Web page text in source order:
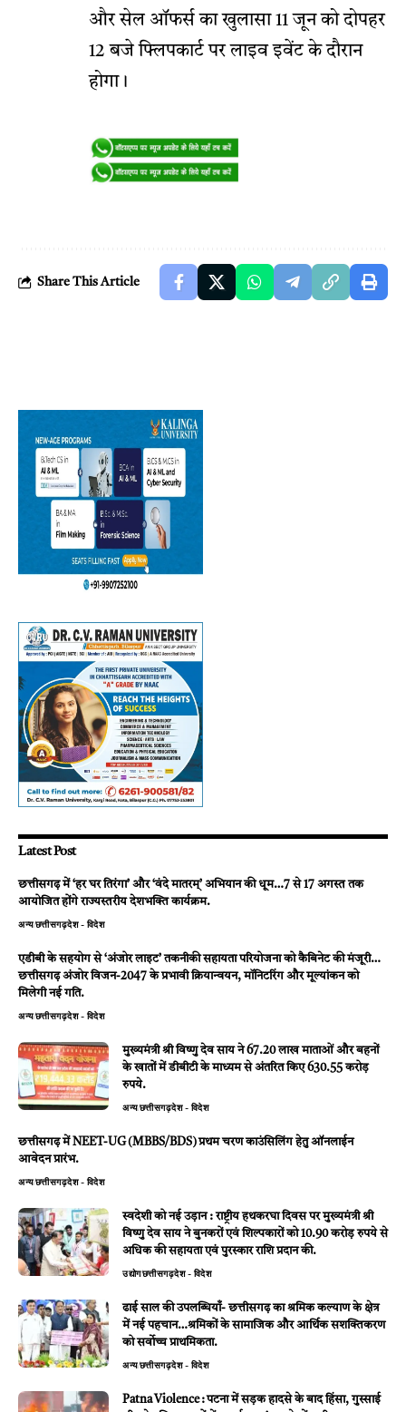
और सेल ऑफर्स का खुलासा 11 जून को दोपहर
12 बजे फ्लिपकार्ट पर लाइव इवेंट के दौरान
होगा।
Share This Article
Latest Post
छत्तीसगढ़ में ‘हर घर तिरंगा’ और ‘वंदे मातरम्’ अभियान की धूम…7 से 17 अगस्त तक
आयोजित होंगे राज्यस्तरीय देशभक्ति कार्यक्रम.
अन्यछत्तीसगढ़देश - विदेश
एडीबी के सहयोग से ‘अंजोर लाइट’ तकनीकी सहायता परियोजना को कैबिनेट की मंजूरी…
छत्तीसगढ़ अंजोर विजन-2047 के प्रभावी क्रियान्वयन, मॉनिटरिंग और मूल्यांकन को
मिलेगी नई गति.
अन्यछत्तीसगढ़देश - विदेश
मुख्यमंत्री श्री विष्णु देव साय ने 67.20 लाख माताओं और बहनों
के खातों में डीबीटी के माध्यम से अंतरित किए 630.55 करोड़
रुपये.
अन्यछत्तीसगढ़देश - विदेश
छत्तीसगढ़ में NEET-UG (MBBS/BDS) प्रथम चरण काउंसिलिंग हेतु ऑनलाईन
आवेदन प्रारंभ.
अन्यछत्तीसगढ़देश - विदेश
स्वदेशी को नई उड़ान : राष्ट्रीय हथकरघा दिवस पर मुख्यमंत्री श्री
विष्णु देव साय ने बुनकरों एवं शिल्पकारों को 10.90 करोड़ रुपये से
अधिक की सहायता एवं पुरस्कार राशि प्रदान की.
उद्योगछत्तीसगढ़देश - विदेश
ढाई साल की उपलब्धियाँ- छत्तीसगढ़ का श्रमिक कल्याण के क्षेत्र
में नई पहचान…श्रमिकों के सामाजिक और आर्थिक सशक्तिकरण
को सर्वाेच्च प्राथमिकता.
अन्यछत्तीसगढ़देश - विदेश
Patna Violence : पटना में सड़क हादसे के बाद हिंसा, गुस्साई